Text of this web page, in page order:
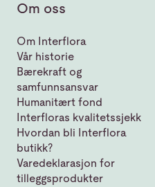
Om oss
Om Interflora
Vår historie
Bærekraft og
samfunnsansvar
Humanitært fond
Interfloras kvalitetssjekk
Hvordan bli Interflora
butikk?
Varedeklarasjon for
tilleggsprodukter